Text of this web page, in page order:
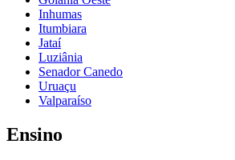
Inhumas
Itumbiara
Jataí
Luziânia
Senador Canedo
Uruaçu
Valparaíso
Ensino